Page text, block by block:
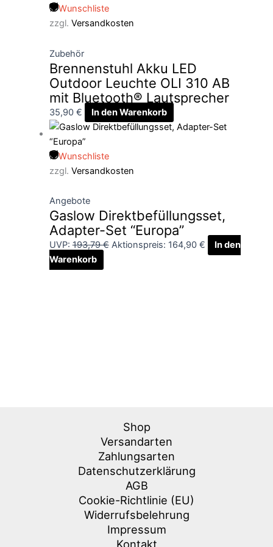
Wunschliste
zzgl. Versandkosten
Zubehör
Brennenstuhl Akku LED
Outdoor Leuchte OLI 310 AB
mit Bluetooth® Lautsprecher
35,90 € In den Warenkorb
Wunschliste
zzgl. Versandkosten
Angebote
Gaslow Direktbefüllungsset,
Adapter-Set “Europa”
UVP: 193,79€ Aktionspreis: 164,90 €
In den
Warenkorb
Shop
Versandarten
Zahlungsarten
Datenschutzerklärung
AGB
Cookie-Richtlinie (EU)
Widerrufsbelehrung
Impressum
Kontakt